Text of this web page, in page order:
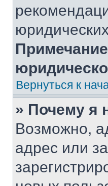
Вернуться к
» Почему я
Возможно,
адрес или